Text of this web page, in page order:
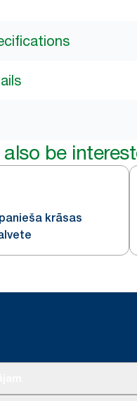
be
krāsas